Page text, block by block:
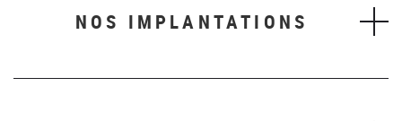
NOS IMPLANTATIONS